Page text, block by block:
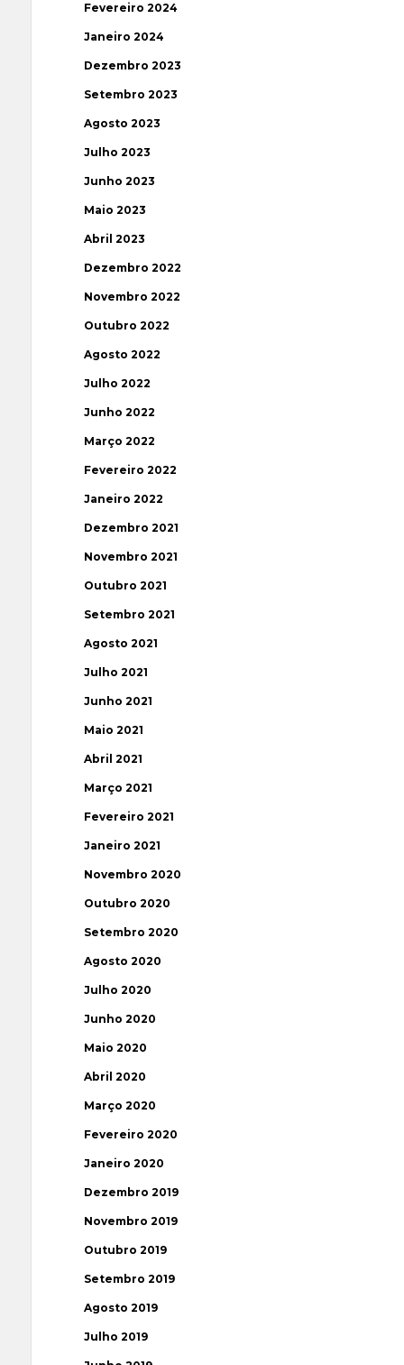
Fevereiro 2024
Janeiro 2024
Dezembro 2023
Setembro 2023
Agosto 2023
Julho 2023
Junho 2023
Maio 2023
Abril 2023
Dezembro 2022
Novembro 2022
Outubro 2022
Agosto 2022
Julho 2022
Junho 2022
Março 2022
Fevereiro 2022
Janeiro 2022
Dezembro 2021
Novembro 2021
Outubro 2021
Setembro 2021
Agosto 2021
Julho 2021
Junho 2021
Maio 2021
Abril 2021
Março 2021
Fevereiro 2021
Janeiro 2021
Novembro 2020
Outubro 2020
Setembro 2020
Agosto 2020
Julho 2020
Junho 2020
Maio 2020
Abril 2020
Março 2020
Fevereiro 2020
Janeiro 2020
Dezembro 2019
Novembro 2019
Outubro 2019
Setembro 2019
Agosto 2019
Julho 2019